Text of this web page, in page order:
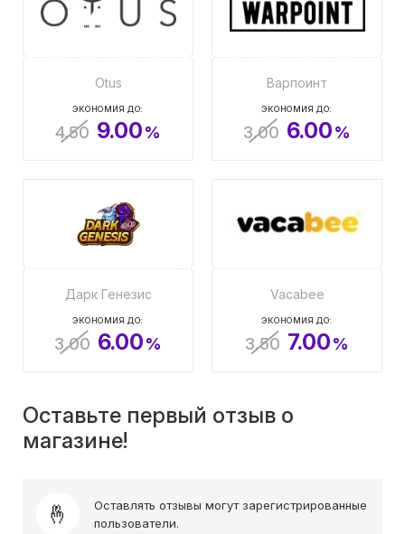
Otus
ЭКОНОМИЯ ДО:
4.50 9.00%
Варпоинт
ЭКОНОМИЯ ДО:
3.00 6.00%
Дарк Генезис
ЭКОНОМИЯ ДО:
3.00 6.00%
Vacabee
ЭКОНОМИЯ ДО:
3.50 7.00%
Оставьте первый отзыв о
магазине!
Оставлять отзывы могут зарегистрированные
пользователи.